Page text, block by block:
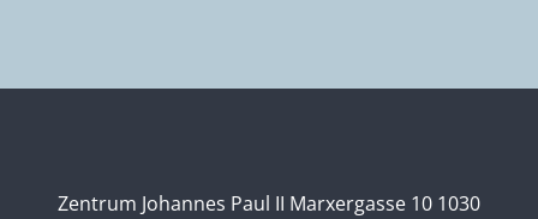
Zentrum Johannes Paul II Marxergasse 10 1030